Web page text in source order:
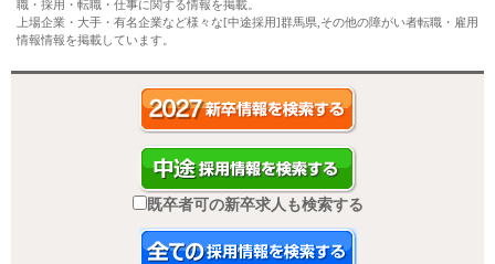
職・採用・転職・仕事に関する情報を掲載。
上場企業・大手・有名企業など様々な[中途採用]群馬県,その他の障がい者転職・雇用
情報情報を掲載しています。
既卒者可の新卒求人も検索する